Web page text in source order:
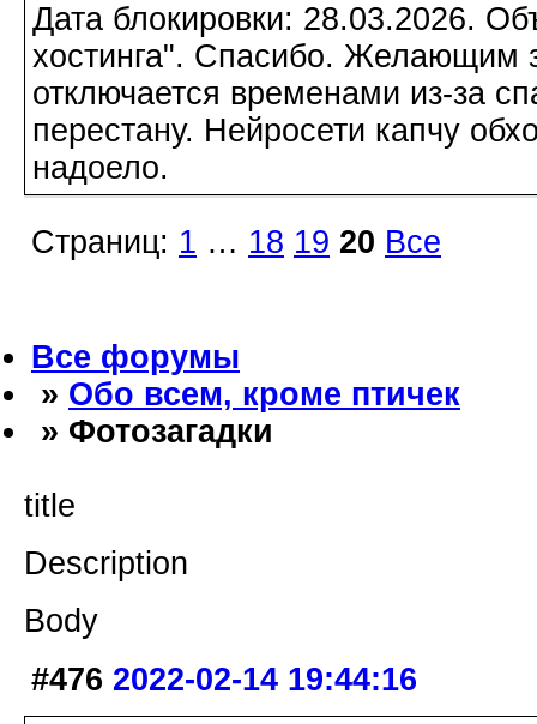
Дата блокировки: 28.03.2026.
хостинга". Спасибо. Желающим
отключается временами из-за
перестану. Нейросети капчу
надоело.
Страниц: 1 … 18 19 20 Все
Все форумы
» Обо всем, кроме птичек
» Фотозагадки
title
Description
Body
#476 2022-02-14 19:44:16